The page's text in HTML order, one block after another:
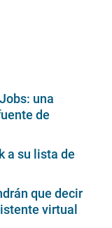
una
de
a su lista de
que decir
virtual